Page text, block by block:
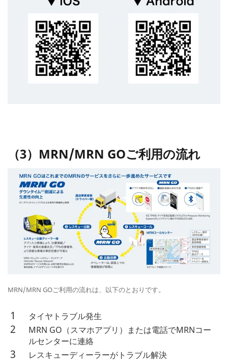
（3）MRN/MRN GOご利用の流れ
MRN/MRN GOご利用の流れは、以下のとおりです。
タイヤトラブル発生
MRN GO（スマホアプリ）または電話でMRNコー
ルセンターに連絡
レスキューディーラーがトラブル解決